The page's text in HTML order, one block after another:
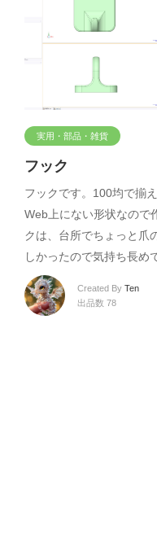
実用・部品・雑貨
フック
フックです。100均で揃
Web上にない形状なので
クは、台所でちょっと爪
しかったので気持ち長め
Created By Ten
出品数 78